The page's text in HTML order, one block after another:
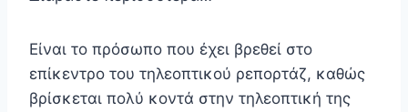
Είναι το πρόσωπο που έχει βρεθεί στο
επίκεντρο του τηλεοπτικού ρεπορτάζ, καθώς
βρίσκεται πολύ κοντά στην τηλεοπτική της